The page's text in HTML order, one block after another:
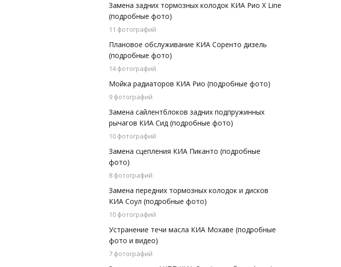
Замена задних тормозных колодок КИА Рио X Line
(подробные фото)
11 фотографий
Плановое обслуживание КИА Соренто дизель
(подробные фото)
14 фотографий
Мойка радиаторов КИА Рио (подробные фото)
9 фотографий
Замена сайлентблоков задних подпружинных
рычагов КИА Сид (подробные фото)
10 фотографий
Замена сцепления КИА Пиканто (подробные
фото)
8 фотографий
Замена передних тормозных колодок и дисков
КИА Соул (подробные фото)
10 фотографий
Устранение течи масла КИА Мохаве (подробные
фото и видео)
7 фотографий